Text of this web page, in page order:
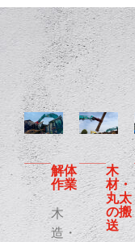
解体
作業
木
造・
木
材・
丸太
の搬
送